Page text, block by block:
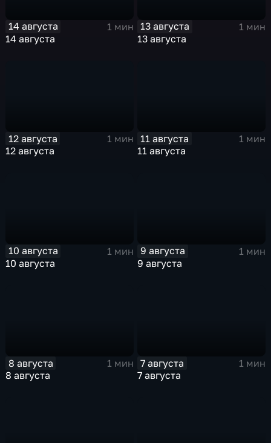
14 августа
1 мин
14 августа
13 августа
1 мин
13 августа
12 августа
1 мин
12 августа
11 августа
1 мин
11 августа
10 августа
1 мин
10 августа
9 августа
1 мин
9 августа
8 августа
1 мин
8 августа
7 августа
1 мин
7 августа